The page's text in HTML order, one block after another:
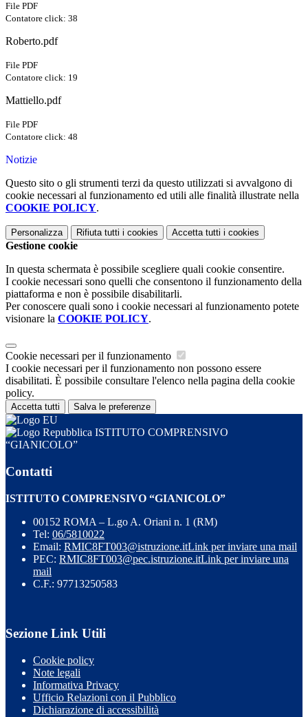
File PDF
Contatore click: 38
Roberto.pdf
File PDF
Contatore click: 19
Mattiello.pdf
File PDF
Contatore click: 48
Notizie
Questo sito o gli strumenti terzi da questo utilizzati si avvalgono di
cookie necessari al funzionamento ed utili alle finalità illustrate nella
COOKIE POLICY.
Personalizza Rifiuta tutti i cookies Accetta tutti i cookies
Gestione cookie
In questa schermata è possibile scegliere quali cookie consentire.
I cookie necessari sono quelli che consentono il funzionamento della
piattaforma e non è possibile disabilitarli.
Per conoscere quali sono i cookie necessari al funzionamento potete
visionare la COOKIE POLICY.
Cookie necessari per il funzionamento
I cookie necessari per il funzionamento non possono essere
disabilitati. È possibile consultare l'elenco nella pagina della cookie
policy.
Accetta tutti Salva le preferenze
ISTITUTO COMPRENSIVO
“GIANICOLO”
Contatti
ISTITUTO COMPRENSIVO “GIANICOLO”
00152 ROMA – L.go A. Oriani n. 1 (RM)
Tel: 06/5810022
Email: RMIC8FT003@istruzione.itLink per inviare una mail
PEC: RMIC8FT003@pec.istruzione.itLink per inviare una
mail
C.F.: 97713250583
Sezione Link Utili
Cookie policy
Note legali
Informativa Privacy
Ufficio Relazioni con il Pubblico
Dichiarazione di accessibilità